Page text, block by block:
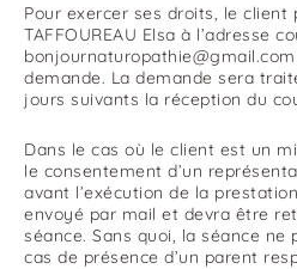
Pour exercer ses droits, le
TAFFOUREAU Elsa à l’adresse
demande. La demande sera
jours suivants la réception du
Dans le cas où le client est un
le consentement d’un
avant l’exécution de la
envoyé par mail et devra être
séance. Sans quoi, la séance ne
cas de présence d’un parent